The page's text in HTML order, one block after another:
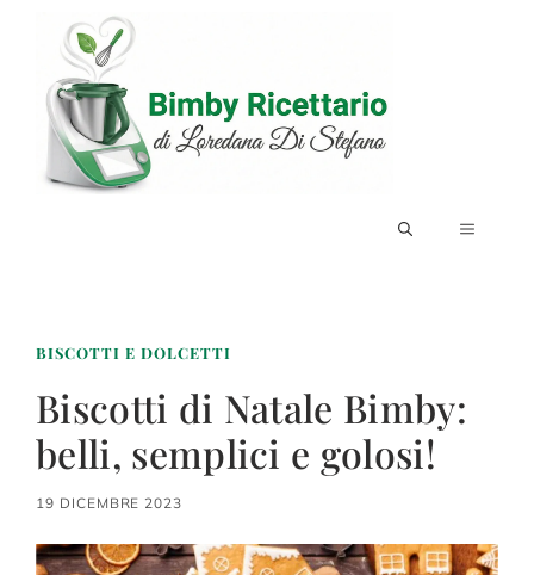
contenuto
MENU
BISCOTTI E DOLCETTI
Biscotti di Natale Bimby:
belli, semplici e golosi!
19 DICEMBRE 2023